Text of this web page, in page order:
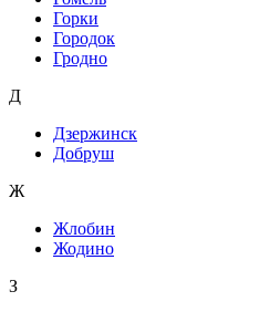
Горки
Городок
Гродно
Д
Дзержинск
Добруш
Ж
Жлобин
Жодино
З